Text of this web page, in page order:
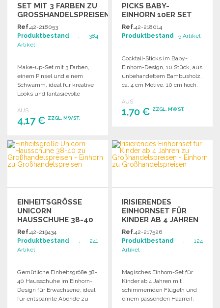
SET MIT 3 FARBEN ZU
GROSSHANDELSPREISEN
Ref.42-218053
Produktbestand : 384
Artikel
Make-up-Set mit 3 Farben,
einem Pinsel und einem
Schwamm, ideal für kreative
Looks und fantasievolle
AUS
4,17 € ZZGL. MWST.
BESTELLEN
Angebot anfordern
PICKS BABY-
EINHORN 10ER SET
Ref.42-218014
Produktbestand : 5 Artikel
Cocktail-Sticks im Baby-
Einhorn-Design, 10 Stück, aus
unbehandeltem Bambusholz,
ca. 4 cm Motive, 10 cm hoch.
AUS
1,70 € ZZGL. MWST.
Angebot anfordern
EINHEITSGRÖSSE U
NICORN H
AUSSCHUHE 38-40 Z
U G
ROSSHANDELSPREISEN
Ref.42-219434
Produktbestand : 241
Artikel
Gemütliche Einheitsgröße 38-
40 Hausschuhe im Einhorn-
Design für Erwachsene, ideal
für entspannte Abende zu
IRISIERENDES
EINHORNSET FÜR
KINDER AB 4 JAHREN
ZU
GROSSHANDELSPREISEN
Ref.42-217526
Produktbestand : 124
Artikel
Magisches Einhorn-Set für
Kinder ab 4 Jahren mit
schimmernden Flügeln und
einem passenden Haarreif.